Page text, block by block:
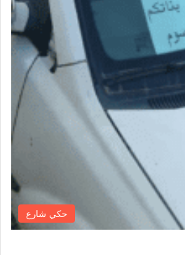
حكي شارع